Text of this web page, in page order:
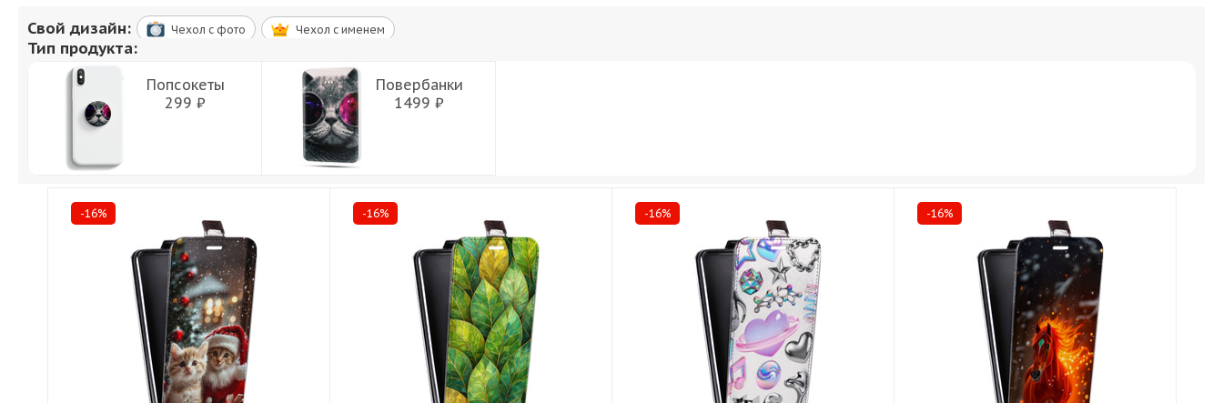
Свой дизайн: Чехол c фото Чехол c именем
Тип продукта:
Попсокеты
299 ₽
Повербанки
1499 ₽
-16% -16% -16% -16%